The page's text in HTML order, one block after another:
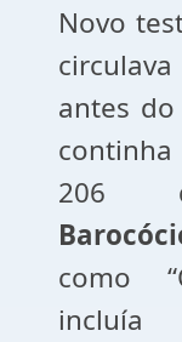
Novo
antes
206
como